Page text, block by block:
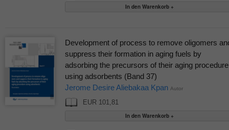
Development of process to remove oligomers
suppress their formation in aging fuels by
adsorbing the precursors of their aging procedure
using adsorbents (Band 37)
Jerome Desire Aliebakaa Kpan Autor
EUR 101,81